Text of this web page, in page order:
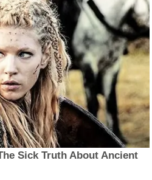
Sick Truth About Ancient